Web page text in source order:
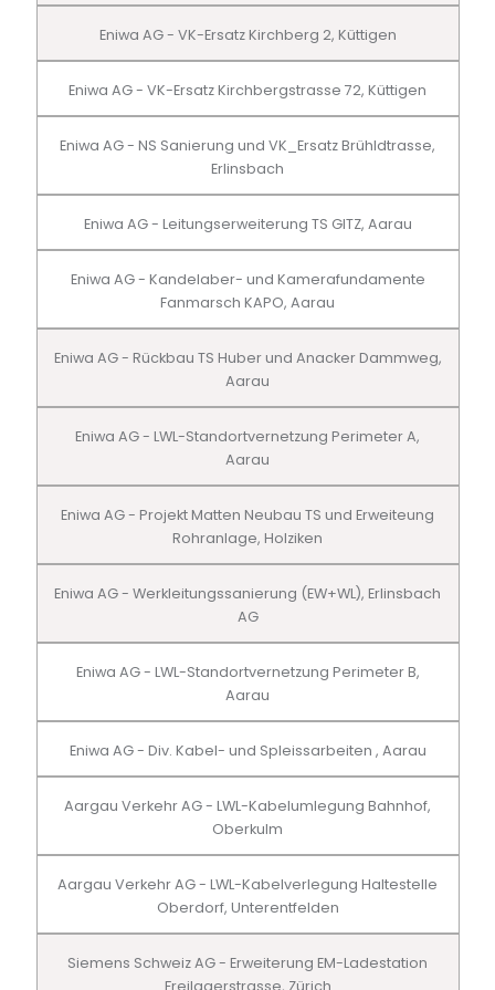
Eniwa AG - VK-Ersatz Kirchberg 2, Küttigen
Eniwa AG - VK-Ersatz Kirchbergstrasse 72, Küttigen
Eniwa AG - NS Sanierung und VK_Ersatz Brühldtrasse,
Erlinsbach
Eniwa AG - Leitungserweiterung TS GITZ, Aarau
Eniwa AG - Kandelaber- und Kamerafundamente
Fanmarsch KAPO, Aarau
Eniwa AG - Rückbau TS Huber und Anacker Dammweg,
Aarau
Eniwa AG - LWL-Standortvernetzung Perimeter A,
Aarau
Eniwa AG - Projekt Matten Neubau TS und Erweiteung
Rohranlage, Holziken
Eniwa AG - Werkleitungssanierung (EW+WL), Erlinsbach
AG
Eniwa AG - LWL-Standortvernetzung Perimeter B,
Aarau
Eniwa AG - Div. Kabel- und Spleissarbeiten , Aarau
Aargau Verkehr AG - LWL-Kabelumlegung Bahnhof,
Oberkulm
Aargau Verkehr AG - LWL-Kabelverlegung Haltestelle
Oberdorf, Unterentfelden
Siemens Schweiz AG - Erweiterung EM-Ladestation
Freilagerstrasse, Zürich